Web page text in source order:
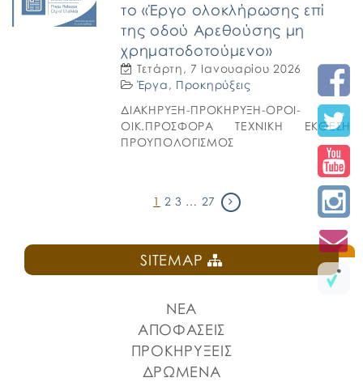
το «Έργο ολοκλήρωσης επί
της οδού Αρεθούσης μη
χρηματοδοτούμενο»
Τετάρτη, 7 Ιανουαρίου 2026
Έργα , Προκηρύξεις
ΔΙΑΚΗΡΥΞΗ-ΠΡΟΚΗΡΥΞΗ-ΟΡΟΙ-
ΟΙΚ.ΠΡΟΣΦΟΡΑ ΤΕΧΝΙΚΗ ΕΚΘΕΣΗ
ΠΡΟΥΠΟΛΟΓΙΣΜΟΣ
1 2 3 … 27
SITEMAP
ΝΕΑ
ΑΠΟΦΑΣΕΙΣ
ΠΡΟΚΗΡΥΞΕΙΣ
ΔΡΩΜΕΝΑ